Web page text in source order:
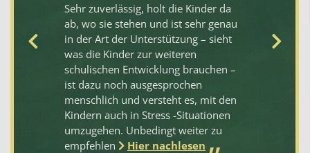
Sehr zuverlässig, holt die Kinder da
ab, wo sie stehen und ist sehr genau
in der Art der Unterstützung – sieht
was die Kinder zur weiteren
schulischen Entwicklung brauchen –
ist dazu noch ausgesprochen
menschlich und versteht es, mit den
Kindern auch in Stress -Situationen
umzugehen. Unbedingt weiter zu
empfehlen
Hier nachlesen